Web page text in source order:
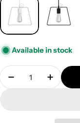
Available in stock
Quantity
Decrease